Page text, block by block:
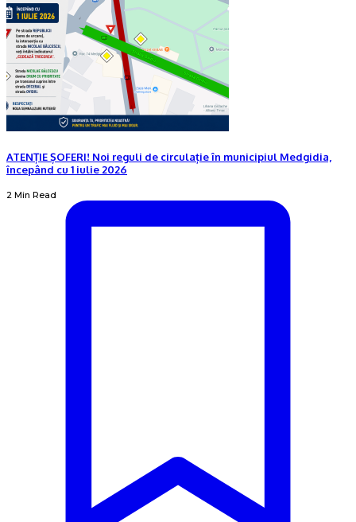
ATENȚIE ȘOFERI! Noi reguli de circulație în municipiul Medgidia,
începând cu 1 iulie 2026
2 Min Read